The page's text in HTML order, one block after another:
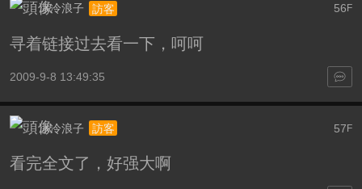
56 F
冰冷浪子 訪客
寻着链接过去看一下，呵呵
2009-9-8 13:49:35
57F
冰冷浪子 訪客
看完全文了，好强大啊